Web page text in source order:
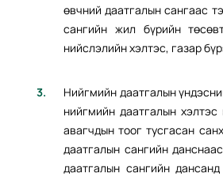
өвчний даатгалын сангаас
сангийн жил бүрийн
нийслэлийн хэлтэс, газар
Нийгмийн даатгалын
нийгмийн даатгалын
авагчдын тоог тусгасан
даатгалын сангийн
даатгалын сангийн